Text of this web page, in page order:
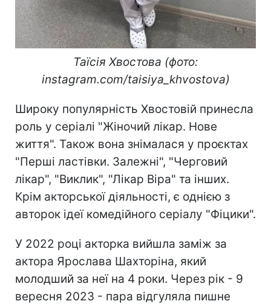
Таїсія Хвостова (фото:
instagram.com/taisiya_khvostova)
Широку популярність Хвостовій принесла
роль у серіалі "Жіночий лікар. Нове
життя". Також вона знімалася у проєктах
"Перші ластівки. Залежні", "Черговий
лікар", "Виклик", "Лікар Віра" та інших.
Крім акторської діяльності, є однією з
авторок ідеї комедійного серіалу "Фіцики".
У 2022 році акторка вийшла заміж за
актора Ярослава Шахторіна, який
молодший за неї на 4 роки. Через рік - 9
вересня 2023 - пара відгуляла пишне